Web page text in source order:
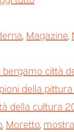
, Magazine,
bergamo città
della
della cultura
, Moretto,